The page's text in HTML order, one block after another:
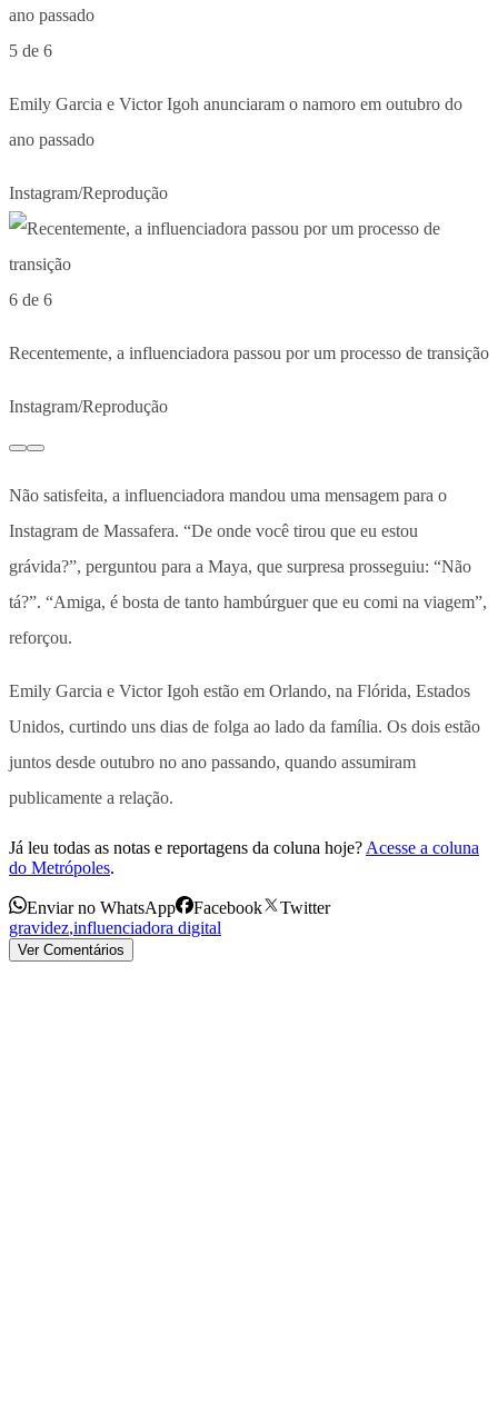
5 de 6
Emily Garcia e Victor Igoh anunciaram o namoro em outubro do
ano passado
Instagram/Reprodução
6 de 6
Recentemente, a influenciadora passou por um processo de transição
Instagram/Reprodução
Não satisfeita, a influenciadora mandou uma mensagem para o
Instagram de Massafera. “De onde você tirou que eu estou
grávida?”, perguntou para a Maya, que surpresa prosseguiu: “Não
tá?”. “Amiga, é bosta de tanto hambúrguer que eu comi na viagem”,
reforçou.
Emily Garcia e Victor Igoh estão em Orlando, na Flórida, Estados
Unidos, curtindo uns dias de folga ao lado da família. Os dois estão
juntos desde outubro no ano passando, quando assumiram
publicamente a relação.
Já leu todas as notas e reportagens da coluna hoje? Acesse a coluna
do Metrópoles.
Enviar no WhatsApp Facebook
Twitter
gravidez,influenciadora digital
Ver Comentários